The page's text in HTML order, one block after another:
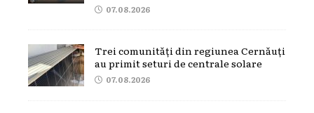
07.08.2026
Trei comunități din regiunea Cernăuți
au primit seturi de centrale solare
07.08.2026